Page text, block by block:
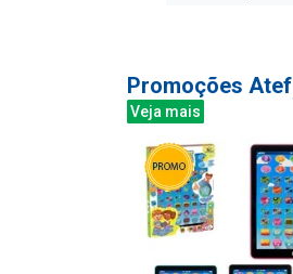
Promoções Atef
Veja mais